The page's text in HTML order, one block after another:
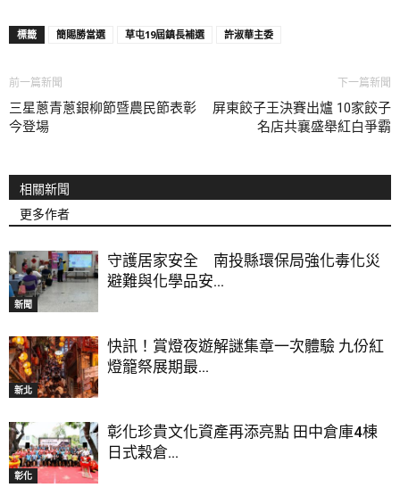
標籤 簡賜勝當選 草屯19屆鎮長補選 許淑華主委
前一篇新聞
三星蔥青蔥銀柳節暨農民節表彰
今登場
下一篇新聞
屏東餃子王決賽出爐 10家餃子
名店共襄盛舉紅白爭霸
相關新聞
更多作者
新聞
守護居家安全 南投縣環保局強化毒化災
避難與化學品安...
新北
快訊！賞燈夜遊解謎集章一次體驗 九份紅
燈籠祭展期最...
彰化
彰化珍貴文化資產再添亮點 田中倉庫4棟
日式穀倉...